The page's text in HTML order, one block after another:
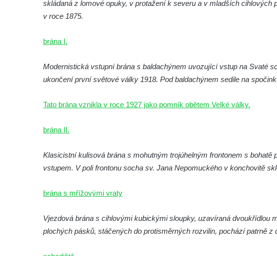
brána
Křížová cesta Římov – II. kaple – Poslední
Křížová cesta Římov – I. kaple – Loučení
Kaple v Horním Třeboníně
Kaple Panny Marie v Horním Třeboníně
Třebonínem
Márnice na hřbitově v Rybniště
skládaná z lomové opuky, v protažení k severu a v mladších cihlových
v roce 1875.
brána I.
Modernistická vstupní brána s baldachýnem uvozující vstup na Svaté
ukončení první světové války 1918. Pod baldachýnem sedile na
Tato brána vznikla v roce 1927 jako pomník obětem Velké války.
brána II.
Klasicistní kulisová brána s mohutným trojúhelným frontonem s
vstupem. V poli frontonu socha sv. Jana Nepomuckého v konchovitě
brána s mřížovými vraty
Vjezdová brána s cihlovými kubickými sloupky, uzavíraná dvoukřídlou
plochých pásků, stáčených do protisměrných rozvilin, pochází patrně z